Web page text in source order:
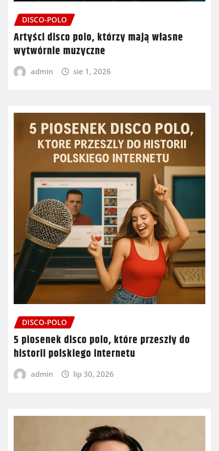
DISCO-POLO
Artyści disco polo, którzy mają własne
wytwórnie muzyczne
admin sie 1, 2026
DISCO-POLO
5 piosenek disco polo, które przeszły do
historii polskiego internetu
admin lip 30, 2026